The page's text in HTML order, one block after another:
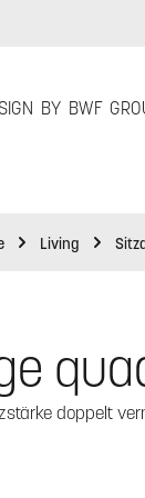
BY BWF
Living
doppelt